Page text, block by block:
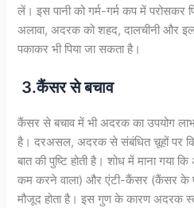
लें। इस पानी को गर्म-गर्म कप में परोसकर
अलावा, अदरक को शहद, दालचीनी और
पकाकर भी पिया जा सकता है।
3.कैंसर से बचाव
कैंसर से बचाव में भी अदरक का उपयोग
है। दरअसल, अदरक से संबंधित चूहों पर
बात की पुष्टि होती है। शोध में माना गया
कम करने वाला) और एंटी-कैंसर (कैंसर के
मौजूद होता है। इस गुण के कारण अदरक